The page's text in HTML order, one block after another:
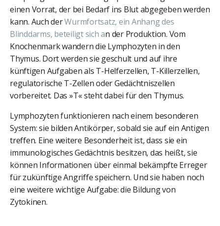
einen Vorrat, der bei Bedarf ins Blut abgegeben werden
kann. Auch derWurmfortsatz, ein Anhang des
Blinddarms, beteiligt sich an der Produktion. Vom
Knochenmark wandern die Lymphozyten in den
Thymus. Dort werden sie geschult und auf ihre
künftigen Aufgaben als T-Helferzellen, T-Killerzellen,
regulatorische T-Zellen oder Gedächtniszellen
vorbereitet. Das »T« steht dabei für den Thymus.
Lymphozyten funktionieren nach einem besonderen
System: sie bilden Antikörper, sobald sie auf ein Antigen
treffen. Eine weitere Besonderheit ist, dass sie ein
immunologisches Gedächtnis besitzen, das heißt, sie
können Informationen über einmal bekämpfte Erreger
für zukünftige Angriffe speichern. Und sie haben noch
eine weitere wichtige Aufgabe: die Bildung von
Zytokinen.